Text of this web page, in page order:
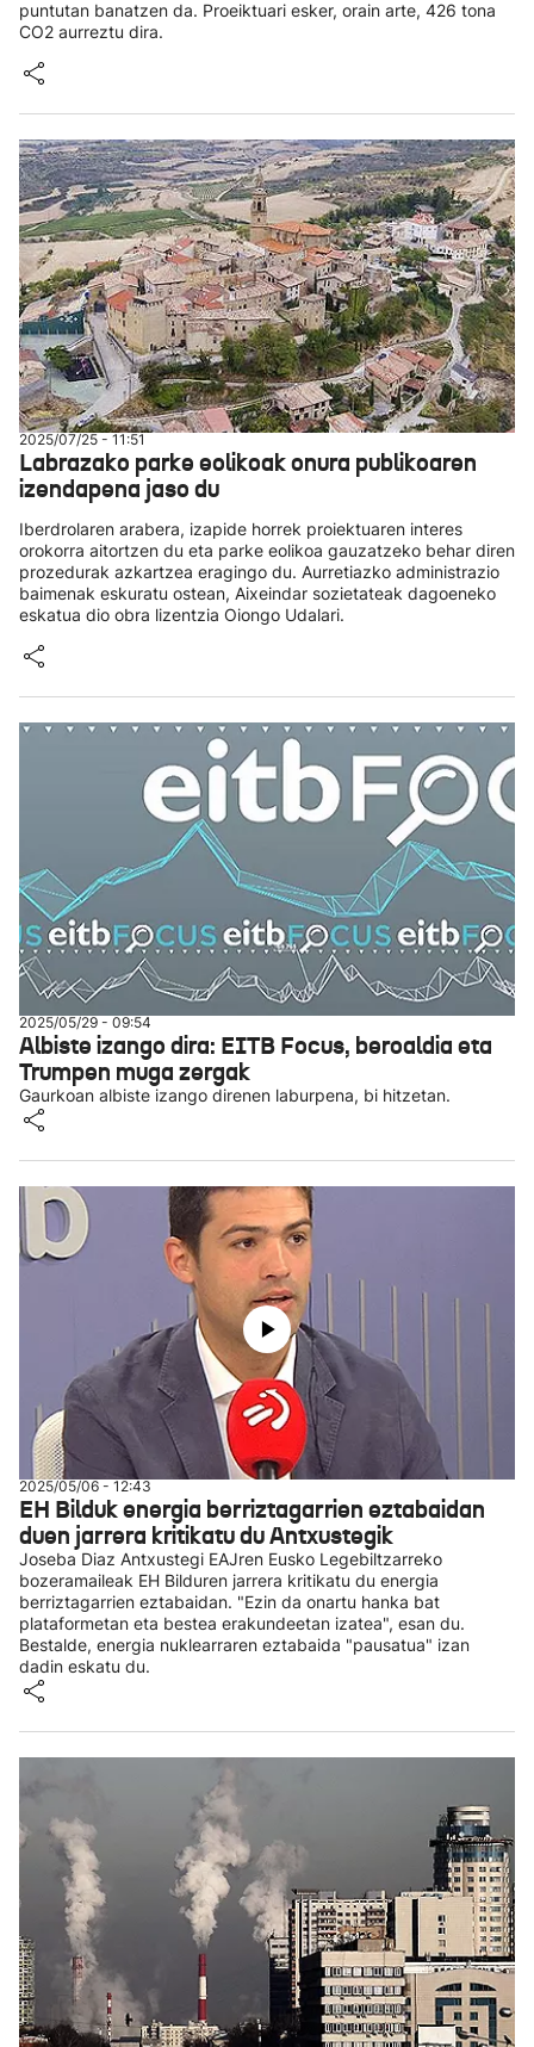
puntutan banatzen da. Proeiktuari esker, orain arte, 426 tona
CO2 aurreztu dira.
2025/07/25 - 11:51
Labrazako parke eolikoak onura publikoaren
izendapena jaso du
Iberdrolaren arabera, izapide horrek proiektuaren interes
orokorra aitortzen du eta parke eolikoa gauzatzeko behar diren
prozedurak azkartzea eragingo du. Aurretiazko administrazio
baimenak eskuratu ostean, Aixeindar sozietateak dagoeneko
eskatua dio obra lizentzia Oiongo Udalari.
2025/05/29 - 09:54
Albiste izango dira: EITB Focus, beroaldia eta
Trumpen muga zergak
Gaurkoan albiste izango direnen laburpena, bi hitzetan.
2025/05/06 - 12:43
EH Bilduk energia berriztagarrien eztabaidan
duen jarrera kritikatu du Antxustegik
Joseba Diaz Antxustegi EAJren Eusko Legebiltzarreko
bozeramaileak EH Bilduren jarrera kritikatu du energia
berriztagarrien eztabaidan. "Ezin da onartu hanka bat
plataformetan eta bestea erakundeetan izatea", esan du.
Bestalde, energia nuklearraren eztabaida "pausatua" izan
dadin eskatu du.